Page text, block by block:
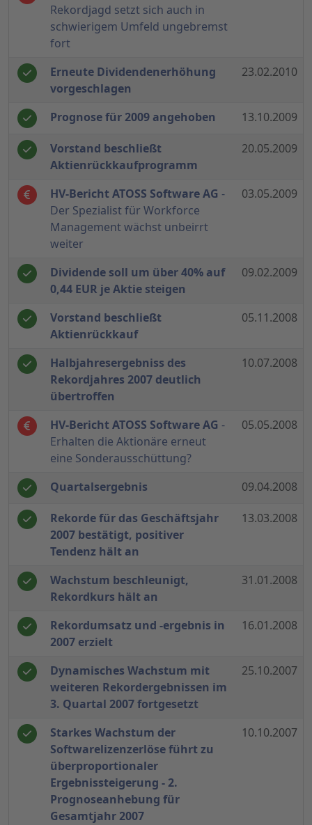
Rekordjagd setzt sich auch in
schwierigem Umfeld ungebremst
fort
Erneute Dividendenerhöhung
vorgeschlagen
23.02.2010
Prognose für 2009 angehoben 13.10.2009
Vorstand beschließt
Aktienrückkaufprogramm
20.05.2009
HV-Bericht ATOSS Software AG -
Der Spezialist für Workforce
Management wächst unbeirrt
weiter
03.05.2009
Dividende soll um über 40% auf
0,44 EUR je Aktie steigen
09.02.2009
Vorstand beschließt
Aktienrückkauf
05.11.2008
Halbjahresergebniss des
Rekordjahres 2007 deutlich
übertroffen
10.07.2008
HV-Bericht ATOSS Software AG -
Erhalten die Aktionäre erneut
eine Sonderausschüttung?
05.05.2008
Quartalsergebnis 09.04.2008
Rekorde für das Geschäftsjahr
2007 bestätigt, positiver
Tendenz hält an
13.03.2008
Wachstum beschleunigt,
Rekordkurs hält an
31.01.2008
Rekordumsatz und -ergebnis in
2007 erzielt
16.01.2008
Dynamisches Wachstum mit
weiteren Rekordergebnissen im
3. Quartal 2007 fortgesetzt
25.10.2007
Starkes Wachstum der
Softwarelizenzerlöse führt zu
überproportionaler
Ergebnissteigerung - 2.
Prognoseanhebung für
Gesamtjahr 2007
10.10.2007